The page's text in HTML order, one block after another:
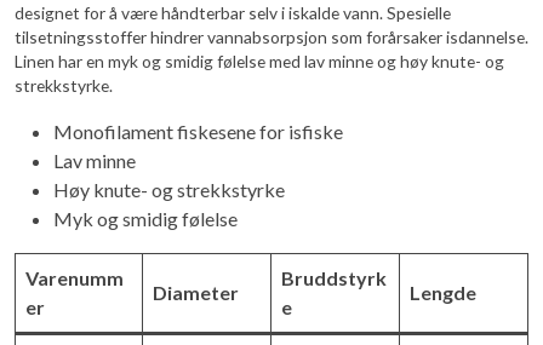
designet for å være håndterbar selv i iskalde vann. Spesielle
tilsetningsstoffer hindrer vannabsorpsjon som forårsaker isdannelse.
Linen har en myk og smidig følelse med lav minne og høy knute- og
strekkstyrke.
Monofilament fiskesene for isfiske
Lav minne
Høy knute- og strekkstyrke
Myk og smidig følelse
Varenumm
er
Diameter
Bruddstyrk
e
Lengde